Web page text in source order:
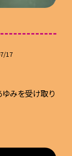
17
みを受け取り